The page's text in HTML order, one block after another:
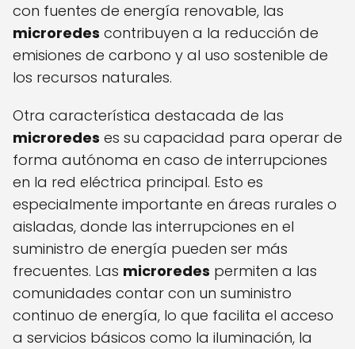
con fuentes de energía renovable, las
microredes contribuyen a la reducción de
emisiones de carbono y al uso sostenible de
los recursos naturales.
Otra característica destacada de las
microredes es su capacidad para operar de
forma autónoma en caso de interrupciones
en la red eléctrica principal. Esto es
especialmente importante en áreas rurales o
aisladas, donde las interrupciones en el
suministro de energía pueden ser más
frecuentes. Las microredes permiten a las
comunidades contar con un suministro
continuo de energía, lo que facilita el acceso
a servicios básicos como la iluminación, la